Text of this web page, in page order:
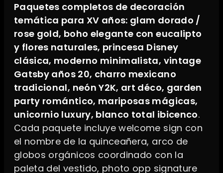
Paquetes completos de decoración
temática para XV años: glam dorado /
rose gold, boho elegante con eucalipto
y flores naturales, princesa Disney
clásica, moderno minimalista, vintage
Gatsby años 20, charro mexicano
tradicional, neón Y2K, art déco, garden
party romántico, mariposas mágicas,
unicornio luxury, blanco total ibicenco.
Cada paquete incluye welcome sign con
el nombre de la quinceañera, arco de
globos orgánicos coordinado con la
paleta del vestido, photo opp signature